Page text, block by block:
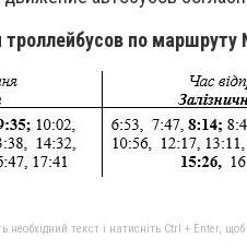
по
текст і натисніть Ctrl + Enter,